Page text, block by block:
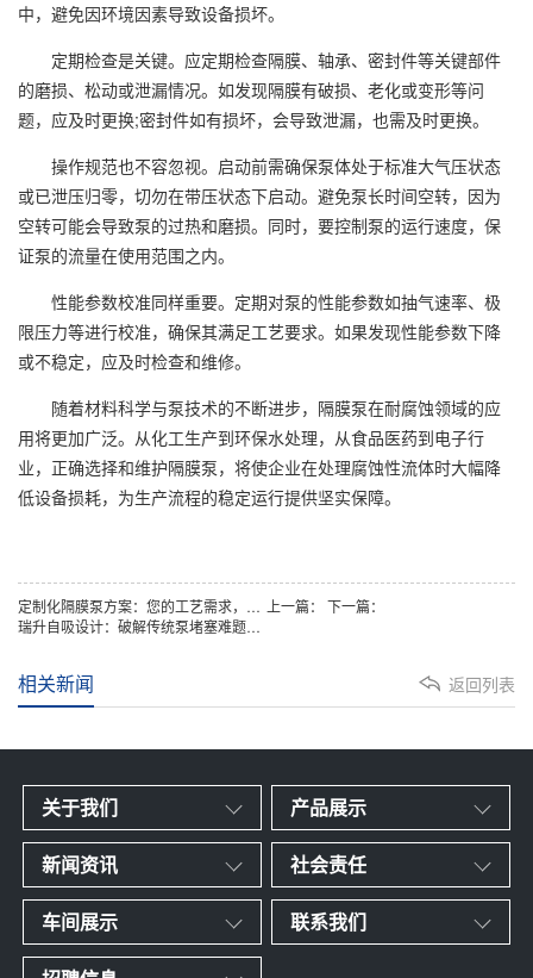
中，避免因环境因素导致设备损坏。
定期检查是关键。应定期检查隔膜、轴承、密封件等关键部件
的磨损、松动或泄漏情况。如发现隔膜有破损、老化或变形等问
题，应及时更换;密封件如有损坏，会导致泄漏，也需及时更换。
操作规范也不容忽视。启动前需确保泵体处于标准大气压状态
或已泄压归零，切勿在带压状态下启动。避免泵长时间空转，因为
空转可能会导致泵的过热和磨损。同时，要控制泵的运行速度，保
证泵的流量在使用范围之内。
性能参数校准同样重要。定期对泵的性能参数如抽气速率、极
限压力等进行校准，确保其满足工艺要求。如果发现性能参数下降
或不稳定，应及时检查和维修。
随着材料科学与泵技术的不断进步，隔膜泵在耐腐蚀领域的应
用将更加广泛。从化工生产到环保水处理，从食品医药到电子行
业，正确选择和维护隔膜泵，将使企业在处理腐蚀性流体时大幅降
低设备损耗，为生产流程的稳定运行提供坚实保障。
上一篇：
定制化隔膜泵方案：您的工艺需求，我们的技术起点
下一篇：
瑞升自吸设计：破解传统泵堵塞难题，赋能快速运行
返回列表
相关新闻
关于我们 产品展示
新闻资讯 社会责任
车间展示 联系我们